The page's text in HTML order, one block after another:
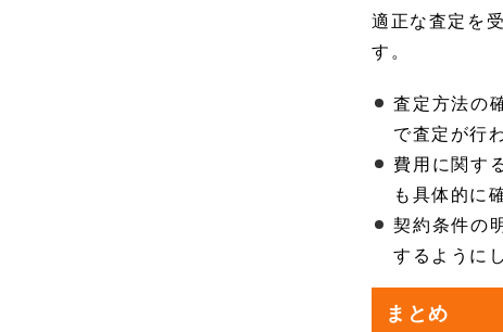
適正な査定を
す。
査定方法の
で査定が行
費用に関す
も具体的に
契約条件の
するように
まとめ